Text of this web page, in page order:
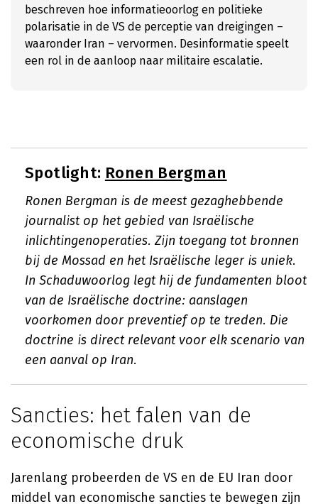
beschreven hoe informatieoorlog en politieke
polarisatie in de VS de perceptie van dreigingen –
waaronder Iran – vervormen. Desinformatie speelt
een rol in de aanloop naar militaire escalatie.
Spotlight: Ronen Bergman
Ronen Bergman is de meest gezaghebbende
journalist op het gebied van Israëlische
inlichtingenoperaties. Zijn toegang tot bronnen
bij de Mossad en het Israëlische leger is uniek.
In Schaduwoorlog legt hij de fundamenten bloot
van de Israëlische doctrine: aanslagen
voorkomen door preventief op te treden. Die
doctrine is direct relevant voor elk scenario van
een aanval op Iran.
Sancties: het falen van de
economische druk
Jarenlang probeerden de VS en de EU Iran door
middel van economische sancties te bewegen zijn